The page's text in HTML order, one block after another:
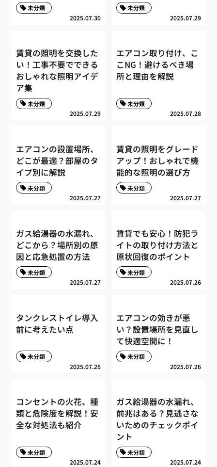
2025.07.30
未分類
2025.07.29
未分類
賃貸の照明を交換した
い！工事不要でできる
おしゃれな照明アイデ
ア集
2025.07.29
未分類
エアコン取り付け、こ
こNG！避けるべき場
所と理由を解説
2025.07.28
未分類
エアコンの設置場所、
どこが最適？部屋のタ
イプ別に解説
2025.07.27
未分類
賃貸の照明をグレード
アップ！おしゃれで機
能的な照明の選び方
2025.07.27
未分類
ガス給湯器の水漏れ、
どこから？場所別の原
因と応急処置の方法
2025.07.27
未分類
賃貸でも安心！防犯ラ
イトの取り付け方法と
原状回復のポイント
2025.07.26
未分類
タンクレストイレ導入
前に考えたい点
2025.07.26
未分類
エアコンの効きが悪
い？設置場所を見直し
て快適空間に！
2025.07.26
未分類
コンセントの火花、種
類と危険度を解説！安
全な対処法も紹介
2025.07.24
未分類
ガス給湯器の水漏れ、
前兆はある？見逃さな
いためのチェックポイ
ント
2025.07.24
未分類